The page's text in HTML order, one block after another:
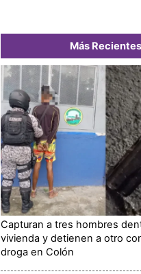
Más Recientes
Capturan a tres hombres
vivienda y detienen a otro
droga en Colón